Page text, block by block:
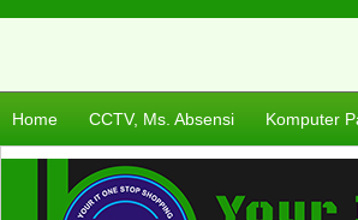
Home CCTV, Ms. Absensi Komputer